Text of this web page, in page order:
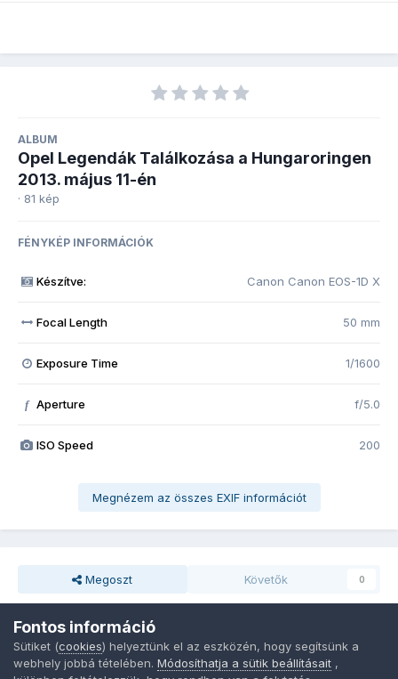
ALBUM
Opel Legendák Találkozása a Hungaroringen
2013. május 11-én
· 81 kép
FÉNYKÉP INFORMÁCIÓK
Készítve: Canon Canon EOS-1D X
Focal Length 50 mm
Exposure Time 1/1600
f Aperture f/5.0
ISO Speed 200
Megnézem az összes EXIF információt
Megoszt Követők 0
Nincsenek hozzászólások
Fontos információ
Sütiket (cookies) helyeztünk el az eszközén, hogy segítsünk a
webhely jobbá tételében. Módosíthatja a sütik beállításait ,